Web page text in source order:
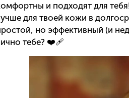
и подходят для
для твоей кожи в
но эффективный (и
тебе? ❤️‍🩹